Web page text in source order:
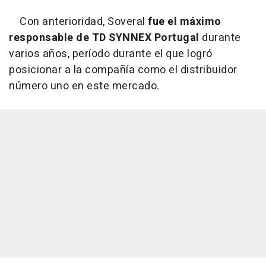
Con anterioridad, Soveral fue el máximo
responsable de TD SYNNEX Portugal durante
varios años, período durante el que logró
posicionar a la compañía como el distribuidor
número uno en este mercado.